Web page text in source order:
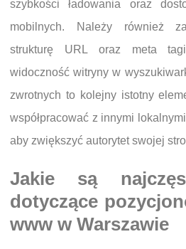
szybkości ładowania oraz
mobilnych. Należy również
strukturę URL oraz meta
widoczność witryny w
zwrotnych to kolejny istotny
współpracować z innymi
aby zwiększyć autorytet swojej
Jakie są
dotyczące
www w Warszawie